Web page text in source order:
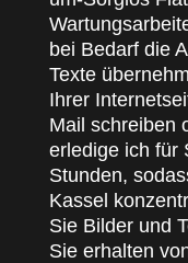
bei Bedarf die
Texte
Ihrer
Mail schreiben
erledige ich für
Stunden,
Kassel
Sie Bilder und
Sie erhalten